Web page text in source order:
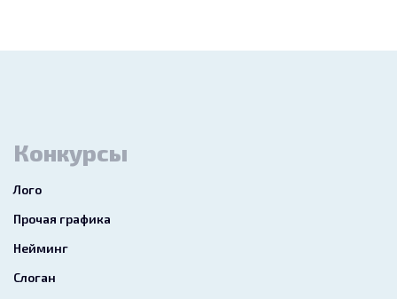
Конкурсы
Лого
Прочая графика
Нейминг
Слоган